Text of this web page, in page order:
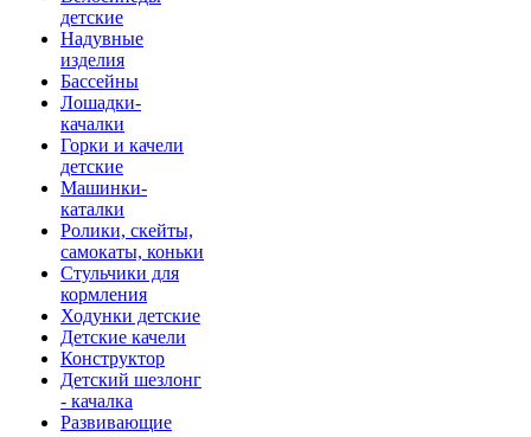
детские
Надувные
изделия
Бассейны
Лошадки-
качалки
Горки и качели
детские
Машинки-
каталки
Ролики, скейты,
самокаты, коньки
Стульчики для
кормления
Ходунки детские
Детские качели
Конструктор
Детский шезлонг
- качалка
Развивающие